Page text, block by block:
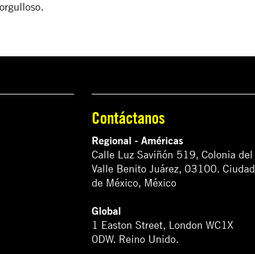
Contáctanos
Regional - Américas
Calle Luz Saviñón 519, Colonia del
Valle Benito Juárez, 03100. Ciudad
de México, México
Global
1 Easton Street, London WC1X
0DW. Reino Unido.